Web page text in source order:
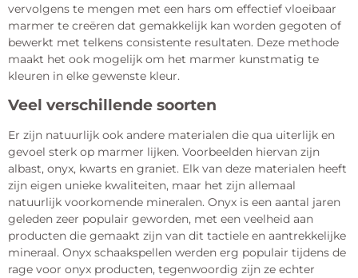
vervolgens te mengen met een hars om effectief vloeibaar
marmer te creëren dat gemakkelijk kan worden gegoten of
bewerkt met telkens consistente resultaten. Deze methode
maakt het ook mogelijk om het marmer kunstmatig te
kleuren in elke gewenste kleur.
Veel verschillende soorten
Er zijn natuurlijk ook andere materialen die qua uiterlijk en
gevoel sterk op marmer lijken. Voorbeelden hiervan zijn
albast, onyx, kwarts en graniet. Elk van deze materialen heeft
zijn eigen unieke kwaliteiten, maar het zijn allemaal
natuurlijk voorkomende mineralen. Onyx is een aantal jaren
geleden zeer populair geworden, met een veelheid aan
producten die gemaakt zijn van dit tactiele en aantrekkelijke
mineraal. Onyx schaakspellen werden erg populair tijdens de
rage voor onyx producten, tegenwoordig zijn ze echter